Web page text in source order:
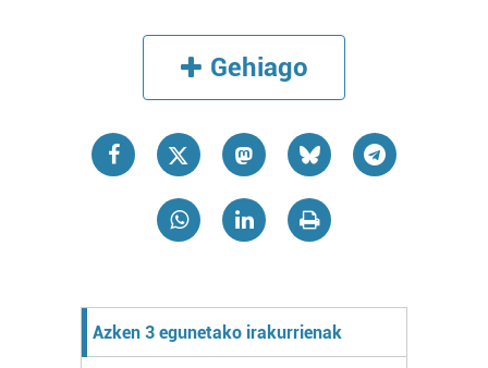
Gehiago
Azken 3 egunetako irakurrienak